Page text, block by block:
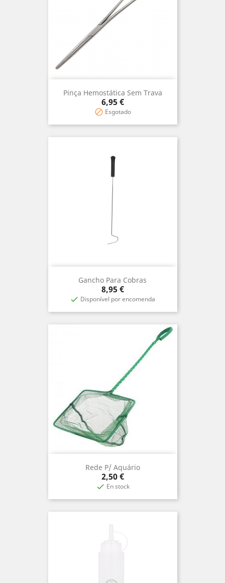
Pinça Hemostática Sem Trava
Precio
6,95 €
 Esgotado
Gancho Para Cobras
Precio
8,95 €
 Disponível por encomenda
Rede P/ Aquário
Precio
2,50 €
 En stock